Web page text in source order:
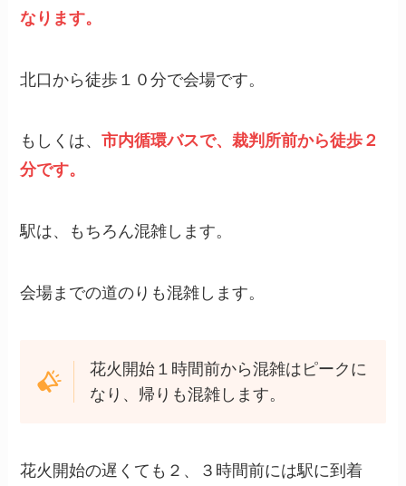
なります。
北口から徒歩１０分で会場です。
もしくは、市内循環バスで、裁判所前から徒歩２
分です。
駅は、もちろん混雑します。
会場までの道のりも混雑します。
花火開始１時間前から混雑はピークに
なり、帰りも混雑します。
花火開始の遅くても２、３時間前には駅に到着